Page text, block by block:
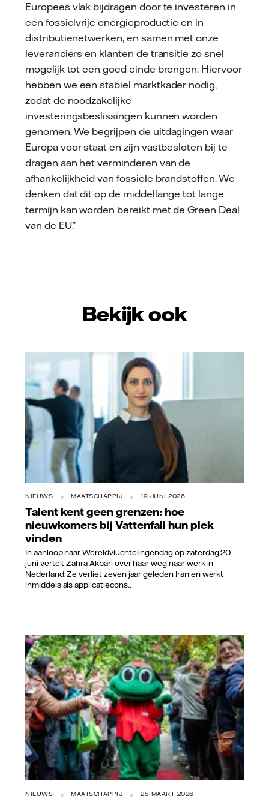
Europees vlak bijdragen door te investeren in
een fossielvrije energieproductie en in
distributienetwerken, en samen met onze
leveranciers en klanten de transitie zo snel
mogelijk tot een goed einde brengen. Hiervoor
hebben we een stabiel marktkader nodig,
zodat de noodzakelijke
investeringsbeslissingen kunnen worden
genomen. We begrijpen de uitdagingen waar
Europa voor staat en zijn vastbesloten bij te
dragen aan het verminderen van de
afhankelijkheid van fossiele brandstoffen. We
denken dat dit op de middellange tot lange
termijn kan worden bereikt met de Green Deal
van de EU.”
Bekijk ook
NIEUWS MAATSCHAPPIJ 19 JUNI 2026
Talent kent geen grenzen: hoe
nieuwkomers bij Vattenfall hun plek
vinden
In aanloop naar Wereldvluchtelingendag op zaterdag 20
juni vertelt Zahra Akbari over haar weg naar werk in
Nederland. Ze verliet zeven jaar geleden Iran en werkt
inmiddels als applicatiecons...
Stichting Opkikker
NIEUWS MAATSCHAPPIJ 25 MAART 2026